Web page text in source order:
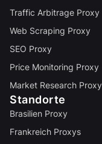
Traffic Arbitrage Proxy
Web Scraping Proxy
SEO Proxy
Price Monitoring Proxy
Market Research Proxy
Standorte
Brasilien Proxy
Frankreich Proxys